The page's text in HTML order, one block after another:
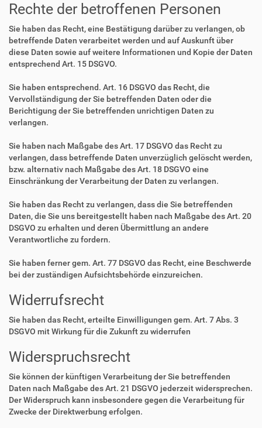
Rechte der betroffenen Personen
Sie haben das Recht, eine Bestätigung darüber zu verlangen, ob
betreffende Daten verarbeitet werden und auf Auskunft über
diese Daten sowie auf weitere Informationen und Kopie der Daten
entsprechend Art. 15 DSGVO.
Sie haben entsprechend. Art. 16 DSGVO das Recht, die
Vervollständigung der Sie betreffenden Daten oder die
Berichtigung der Sie betreffenden unrichtigen Daten zu
verlangen.
Sie haben nach Maßgabe des Art. 17 DSGVO das Recht zu
verlangen, dass betreffende Daten unverzüglich gelöscht werden,
bzw. alternativ nach Maßgabe des Art. 18 DSGVO eine
Einschränkung der Verarbeitung der Daten zu verlangen.
Sie haben das Recht zu verlangen, dass die Sie betreffenden
Daten, die Sie uns bereitgestellt haben nach Maßgabe des Art. 20
DSGVO zu erhalten und deren Übermittlung an andere
Verantwortliche zu fordern.
Sie haben ferner gem. Art. 77 DSGVO das Recht, eine Beschwerde
bei der zuständigen Aufsichtsbehörde einzureichen.
Widerrufsrecht
Sie haben das Recht, erteilte Einwilligungen gem. Art. 7 Abs. 3
DSGVO mit Wirkung für die Zukunft zu widerrufen
Widerspruchsrecht
Sie können der künftigen Verarbeitung der Sie betreffenden
Daten nach Maßgabe des Art. 21 DSGVO jederzeit widersprechen.
Der Widerspruch kann insbesondere gegen die Verarbeitung für
Zwecke der Direktwerbung erfolgen.